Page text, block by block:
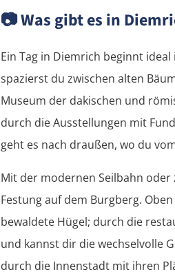
📷Was gibt es in
Ein Tag in Diemrich beginnt
spazierst du zwischen alten
Museum der dakischen und
durch die Ausstellungen mit
geht es nach draußen, wo du
Mit der modernen Seilbahn oder
Festung auf dem Burgberg.
bewaldete Hügel; durch die
und kannst dir die wechselvolle
durch die Innenstadt mit ihren